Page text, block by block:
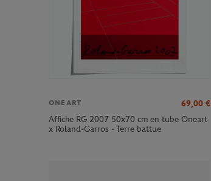
ONEART 69,00 €
Affiche RG 2007 50x70 cm en tube Oneart
x Roland-Garros - Terre battue